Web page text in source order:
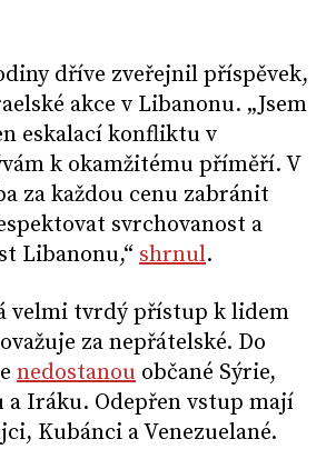
dříve zveřejnil příspěvek,
akce v Libanonu. „Jsem
eskalací konfliktu v
k okamžitému příměří. V
za každou cenu zabránit
svrchovanost a
Libanonu,“ shrnul.
velmi tvrdý přístup k lidem
za nepřátelské. Do
nedostanou občané Sýrie,
Iráku. Odepřen vstup mají
Kubánci a Venezuelané.